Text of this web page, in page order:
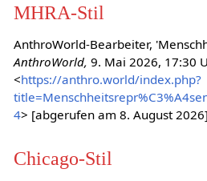
MHRA-Stil
AnthroWorld-Bearbeiter,
AnthroWorld, 9. Mai 2026, 17:30
<https://anthro.world/index.php?
4> [abgerufen am 8. August 2026]
Chicago-Stil